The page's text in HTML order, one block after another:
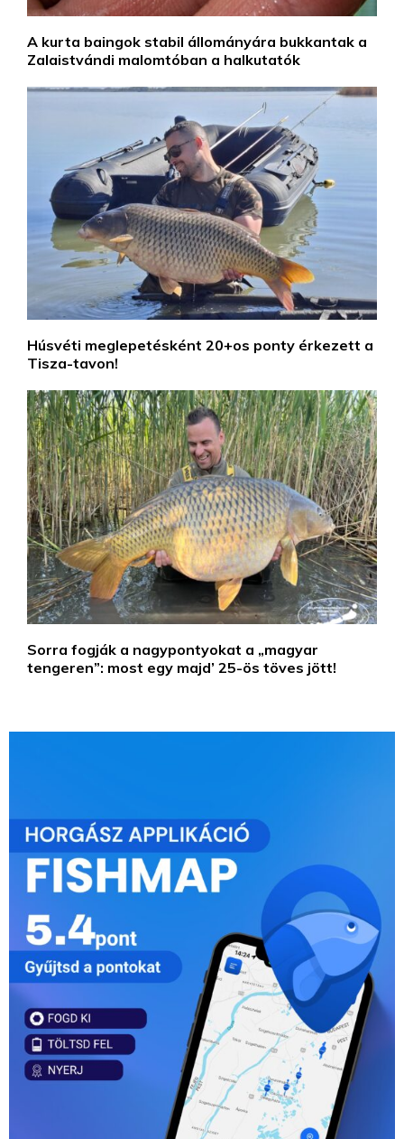
A kurta baingok stabil állományára bukkantak a
Zalaistvándi malomtóban a halkutatók
Húsvéti meglepetésként 20+os ponty érkezett a
Tisza-tavon!
Sorra fogják a nagypontyokat a „magyar
tengeren”: most egy majd’ 25-ös töves jött!